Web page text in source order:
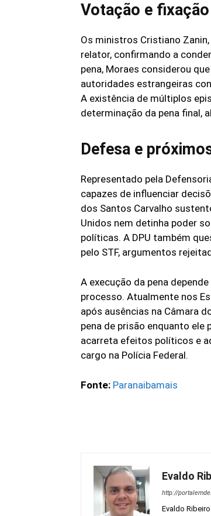
Votação e fixação
Os ministros Cristiano
relator, confirmando a
pena, Moraes considerou
autoridades estrangeiras
A existência de múltiplos
determinação da pena final,
Defesa e
Representado pela
capazes de influenciar
dos Santos Carvalho
Unidos nem detinha poder
políticas. A DPU também
pelo STF, argumentos
A execução da pena
processo. Atualmente nos
após ausências na Câmara
pena de prisão enquanto ele
acarreta efeitos políticos e
cargo na Polícia Federal.
Fonte: Paranaibamais
Evaldo
http://
Evaldo